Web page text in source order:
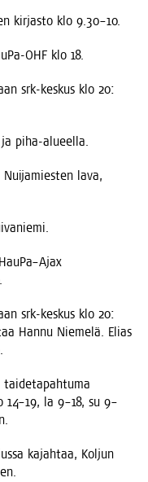
kir­jas­to klo 9.30–10.
OHF klo 18.
srk-kes­kus klo 20:
piha-alueella.
lava,
srk-kes­kus klo 20:
Han­nu Nie­me­lä. Elias
tai­de­ta­pah­tu­ma
la 9–18, su 9–
kajah­taa, Kol­jun